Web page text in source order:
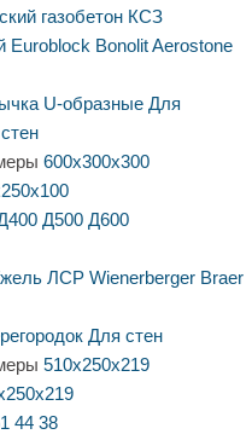
газобетон КСЗ
Euroblock BonolitAerostone
U-образные Для
600х300х300
Д500 Д600
ЛСР Wienerberger Braer
Для стен
510х250х219
44 38